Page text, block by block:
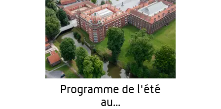
Programme de l'été
au...